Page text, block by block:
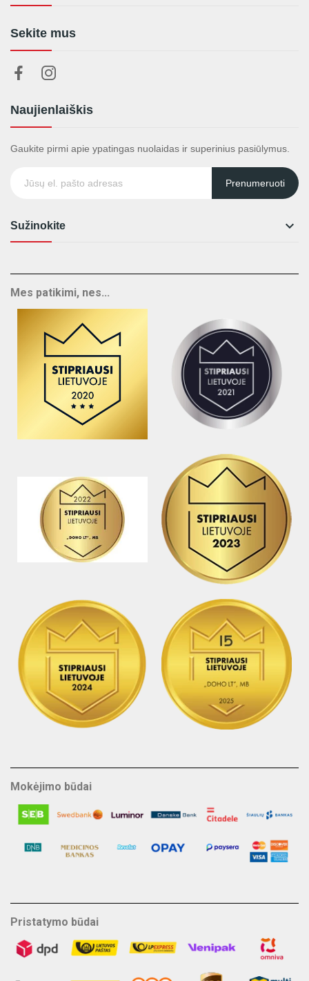
Sekite mus
Naujienlaiškis
Gaukite pirmi apie ypatingas nuolaidas ir superinius pasiūlymus.
Prenumeruoti
Sužinokite 
Mes patikimi, nes...
Mokėjimo būdai
Pristatymo būdai